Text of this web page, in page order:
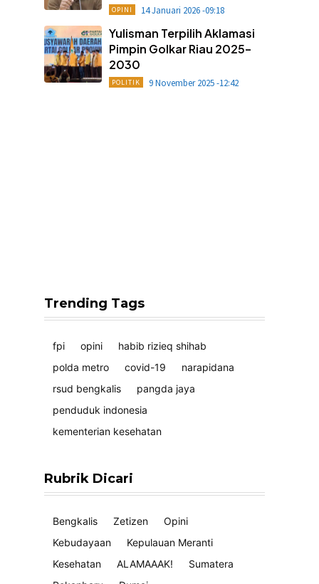
OPINI 14 Januari 2026 -09:18
Yulisman Terpilih Aklamasi
Pimpin Golkar Riau 2025–
2030
POLITIK 9 November 2025 -12:42
Trending Tags
fpi opini
habib rizieq shihab
polda metro
covid-19
narapidana
rsud bengkalis
pangda jaya
penduduk indonesia
kementerian kesehatan
Rubrik Dicari
Bengkalis Zetizen
Opini
Kebudayaan
Kepulauan Meranti
Kesehatan
ALAMAAAK!
Sumatera